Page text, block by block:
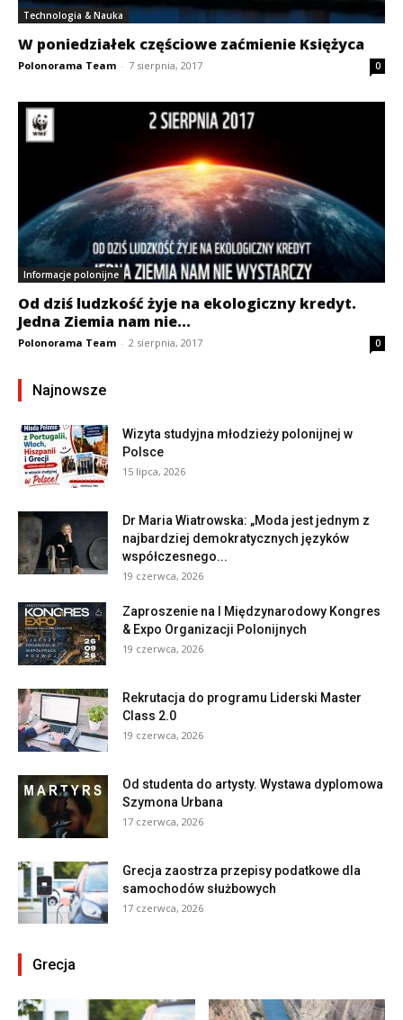
Technologia & Nauka
W poniedziałek częściowe zaćmienie Księżyca
Polonorama Team - 7 sierpnia, 2017 0
Informacje polonijne
Od dziś ludzkość żyje na ekologiczny kredyt.
Jedna Ziemia nam nie...
Polonorama Team - 2 sierpnia, 2017 0
Najnowsze
Wizyta studyjna młodzieży polonijnej w
Polsce
15 lipca, 2026
Dr Maria Wiatrowska: „Moda jest jednym z
najbardziej demokratycznych języków
współczesnego...
19 czerwca, 2026
Zaproszenie na I Międzynarodowy Kongres
& Expo Organizacji Polonijnych
19 czerwca, 2026
Rekrutacja do programu Liderski Master
Class 2.0
19 czerwca, 2026
Od studenta do artysty. Wystawa dyplomowa
Szymona Urbana
17 czerwca, 2026
Grecja zaostrza przepisy podatkowe dla
samochodów służbowych
17 czerwca, 2026
Grecja